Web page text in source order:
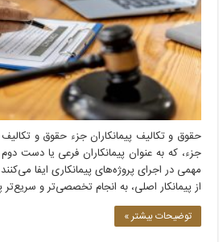
حقوق و تکالیف پیمانکاران جزء حقوق و تکالیف
جزء، که به عنوان پیمانکاران فرعی یا دست
مهمی در اجرای پروژه‌های پیمانکاری ایفا
از پیمانکار اصلی، به انجام تخصصی‌تر و
توضیحات بیشتر »